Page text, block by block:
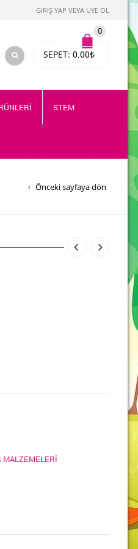
GIRIŞ YAP VEYA ÜYE OL
0
SEPET: 0.00₺
STEM
Önceki sayfaya dön
MALZEMELERİ